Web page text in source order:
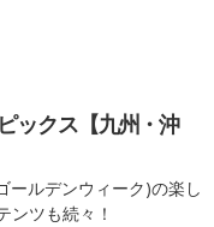
ックス【九州・沖
ールデンウィーク)の楽し
ンツも続々！